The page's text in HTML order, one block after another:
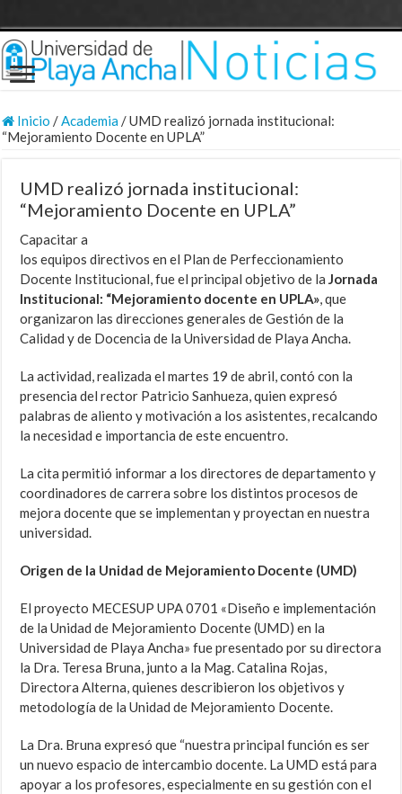
Inicio /Academia/UMD realizó jornada institucional:
“Mejoramiento Docente en UPLA”
UMD realizó jornada institucional:
“Mejoramiento Docente en UPLA”
Capacitar a
los equipos directivos en el Plan de Perfeccionamiento
Docente Institucional, fue el principal objetivo de laJornada
Institucional: “Mejoramiento docente en UPLA», que
organizaron las direcciones generales de Gestión de la
Calidad y de Docencia de la Universidad de Playa Ancha.
La actividad, realizada el martes 19 de abril, contó con la
presencia del rector Patricio Sanhueza, quien expresó
palabras de aliento y motivación a los asistentes, recalcando
la necesidad e importancia de este encuentro.
La cita permitió informar a los directores de departamento y
coordinadores de carrera sobre los distintos procesos de
mejora docente que se implementan y proyectan en nuestra
universidad.
Origen de la Unidad de Mejoramiento Docente (UMD)
El proyecto MECESUP UPA 0701 «Diseño e implementación
de la Unidad de Mejoramiento Docente (UMD) en la
Universidad de Playa Ancha» fue presentado por su directora
la Dra. Teresa Bruna, junto a la Mag. Catalina Rojas,
Directora Alterna, quienes describieron los objetivos y
metodología de la Unidad de Mejoramiento Docente.
La Dra. Bruna expresó que “nuestra principal función es ser
un nuevo espacio de intercambio docente. La UMD está para
apoyar a los profesores, especialmente en su gestión con el